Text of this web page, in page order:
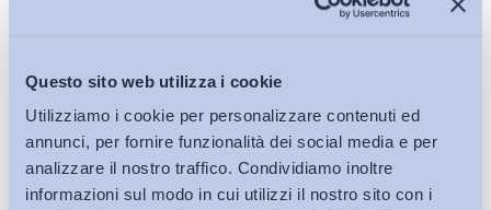
Questo sito web utilizza i cookie
Utilizziamo i cookie per personalizzare contenuti ed
annunci, per fornire funzionalità dei social media e per
analizzare il nostro traffico. Condividiamo inoltre
informazioni sul modo in cui utilizzi il nostro sito con i
museo d’impresa, va tenuto conto dell’apporto della proprietà
convinti sostenitori dell’idea. A mano a mano che il progetto
cresce, si fanno evidenti i bisogni della struttura in termini di
staff. A tal proposito, le principali tipologie di risorse umane
presenti nei musei d’impresa vanno dagliaddetti impiegati a
tempo pienonel lavoro del museo, agliaddetti in uso